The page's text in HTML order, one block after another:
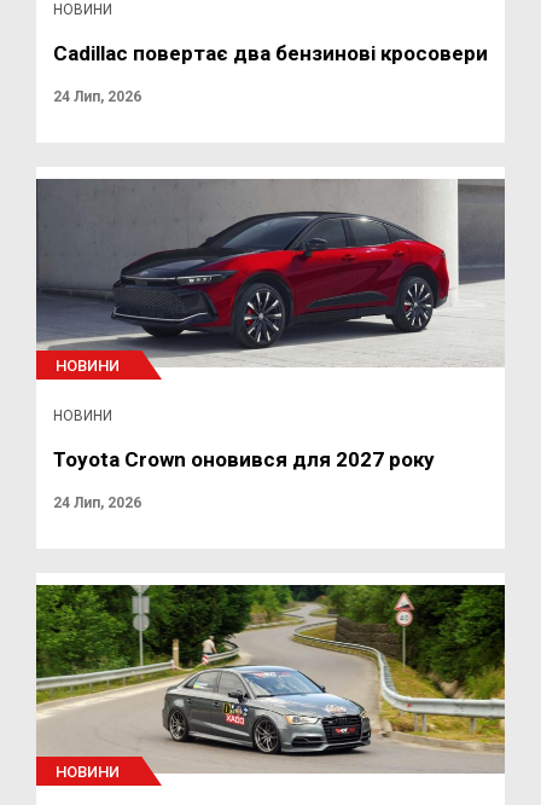
НОВИНИ
Cadillac повертає два бензинові кросовери
24 Лип, 2026
НОВИНИ
НОВИНИ
Toyota Crown оновився для 2027 року
24 Лип, 2026
НОВИНИ